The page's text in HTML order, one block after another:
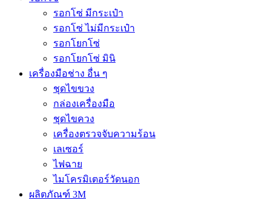
รอกโซ่ มีกระเป๋า
รอกโซ่ ไม่มีกระเป๋า
รอกโยกโซ่
รอกโยกโซ่ มินิ
เครื่องมือช่าง อื่น ๆ
ชุดไขขวง
กล่องเครื่องมือ
ชุดไขควง
เครื่องตรวจจับความร้อน
เลเซอร์
ไฟฉาย
ไมโครมิเตอร์วัดนอก
ผลิตภัณฑ์ 3M